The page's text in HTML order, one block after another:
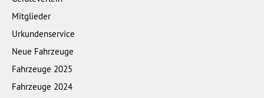
Mitglieder
Urkundenservice
Neue Fahrzeuge
Fahrzeuge 2025
Fahrzeuge 2024